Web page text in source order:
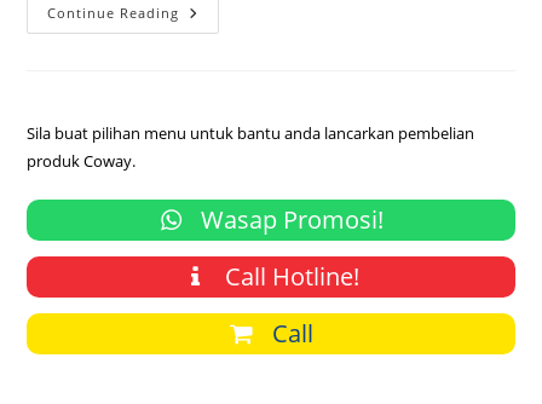
Continue Reading Promosi
Coway
Sila buat pilihan menu untuk bantu anda lancarkan pembelian
produk Coway.
Wasap Promosi!
Call Hotline!
Call